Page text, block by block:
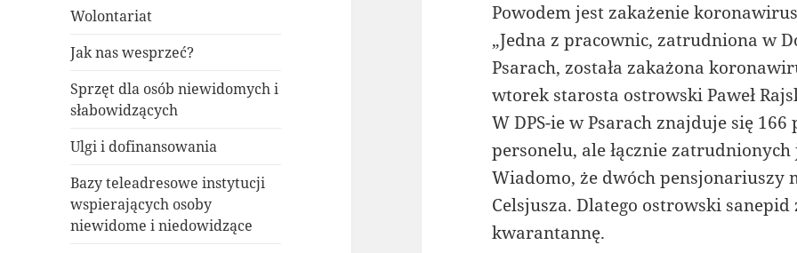
Wolontariat
Jak nas wesprzeć?
Sprzęt dla osób niewidomych i
słabowidzących
Ulgi i dofinansowania
Bazy teleadresowe instytucji
wspierających osoby
niewidome i niedowidzące
Powodem jest zakażenie
„Jedna z pracownic, zatrudniona w
Psarach, została zakażona
wtorek starosta ostrowski Paweł
W DPS-ie w Psarach znajduje się
personelu, ale łącznie zatrudnionych
Wiadomo, że dwóch pensjonariuszy
Celsjusza. Dlatego ostrowski
kwarantannę.